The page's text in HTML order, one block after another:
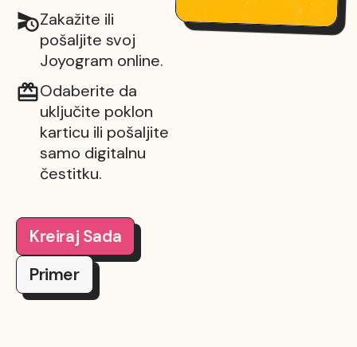
Zakažite ili
pošaljite svoj
Joyogram online.
Odaberite da
uključite poklon
karticu ili pošaljite
samo digitalnu
čestitku.
Kreiraj Sada
Primer